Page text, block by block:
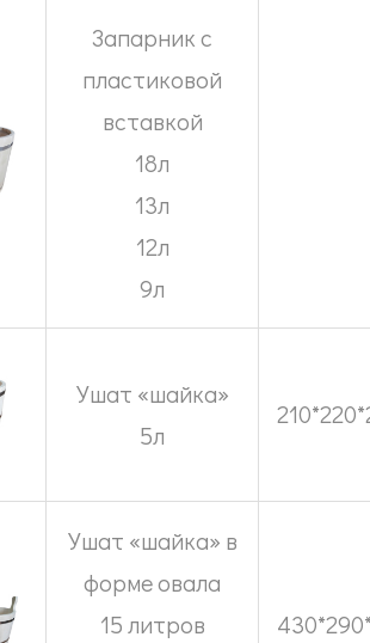
Запарник с
пластиковой
вставкой
18л
13л
12л
9л
Ушат «шайка»
5л
Ушат «шайка» в
форме овала
15 литров